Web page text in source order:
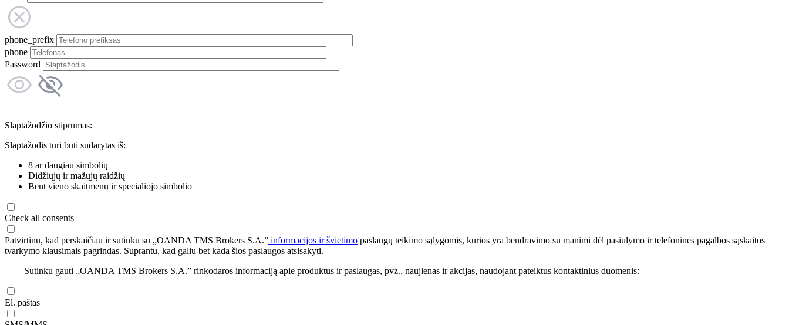
phone_prefix
phone
Password
Slaptažodžio stiprumas:
Slaptažodis turi būti sudarytas iš:
8 ar daugiau simbolių
Didžiųjų ir mažųjų raidžių
Bent vieno skaitmenų ir specialiojo simbolio
Check all consents
Patvirtinu, kad perskaičiau ir sutinku su „OANDA TMS Brokers S.A.” informacijos ir švietimo paslaugų teikimo sąlygomis, kurios yra bendravimo su manimi dėl pasiūlymo ir telefoninės pagalbos sąskaitos
tvarkymo klausimais pagrindas. Suprantu, kad galiu bet kada šios paslaugos atsisakyti.
Sutinku gauti „OANDA TMS Brokers S.A.” rinkodaros informaciją apie produktus ir paslaugas, pvz., naujienas ir akcijas, naudojant pateiktus kontaktinius duomenis:
El. paštas